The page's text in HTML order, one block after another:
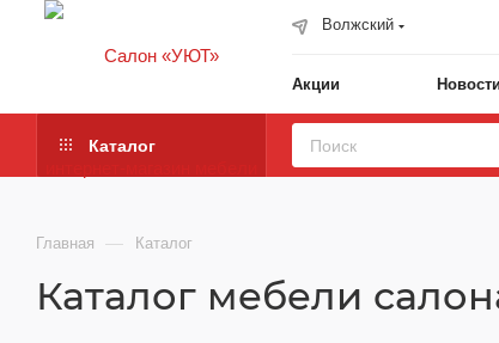
Волжский
Акции Новости
Каталог
Главная — Каталог
Каталог мебели